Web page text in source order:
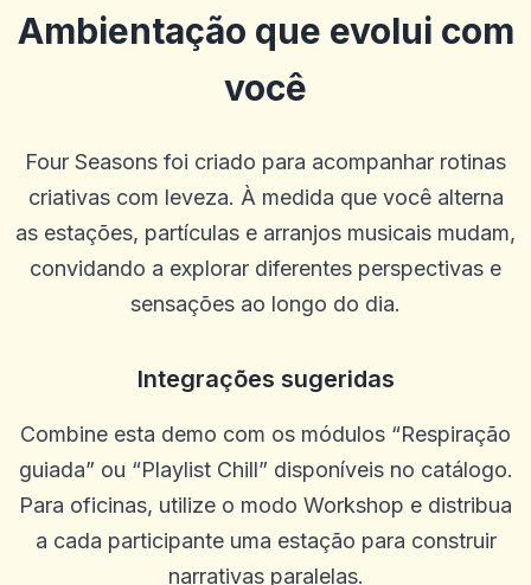
Ambientação que evolui com
você
Four Seasons foi criado para acompanhar rotinas
criativas com leveza. À medida que você alterna
as estações, partículas e arranjos musicais mudam,
convidando a explorar diferentes perspectivas e
sensações ao longo do dia.
Integrações sugeridas
Combine esta demo com os módulos “Respiração
guiada” ou “Playlist Chill” disponíveis no catálogo.
Para oficinas, utilize o modo Workshop e distribua
a cada participante uma estação para construir
narrativas paralelas.
Khiêm Phạm
Site de design moderno, equipe simpática
Lee Guerrero
SEM problemas para retirar. Os agentes estão sempre dispostos a
ajudar e me orientar em qualquer problema que tive. Melhor site
até agora. Feliz com tudo
0 0
Margaret Rodriguez